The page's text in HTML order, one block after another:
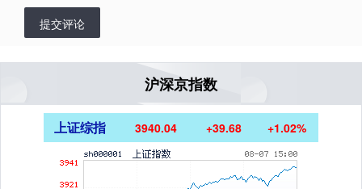
提交评论
沪深京指数
上证综指 3940.04 +39.68 +1.02%